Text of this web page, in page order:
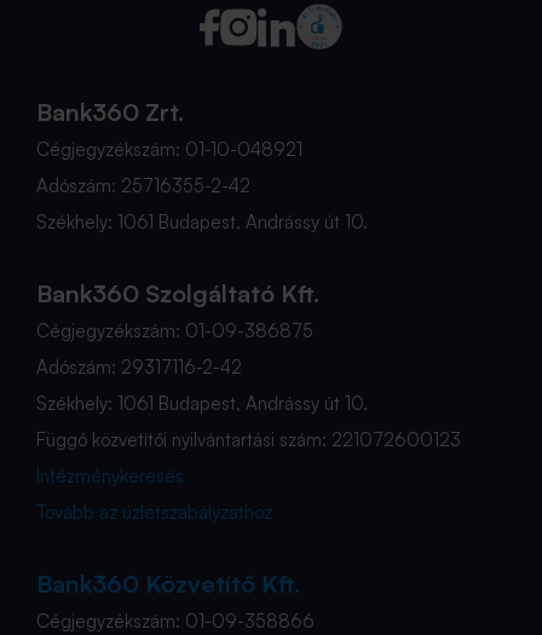
Bank360 Zrt.
Cégjegyzékszám: 01-10-048921
Adószám: 25716355-2-42
Székhely: 1061 Budapest, Andrássy út 10.
Bank360 Szolgáltató Kft.
Cégjegyzékszám: 01-09-386875
Adószám: 29317116-2-42
Székhely: 1061 Budapest, Andrássy út 10.
Függő közvetítői nyilvántartási szám: 221072600123
Intézménykeresés
Tovább az üzletszabályzathoz
Bank360 Közvetítő Kft.
Cégjegyzékszám: 01-09-358866